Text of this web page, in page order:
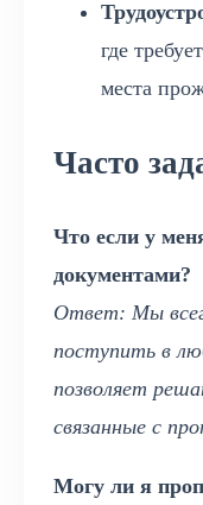
где
места
Часто
Что если у
документами?
Ответ: Мы
поступить в
позволяет
связанные с
Могу ли я